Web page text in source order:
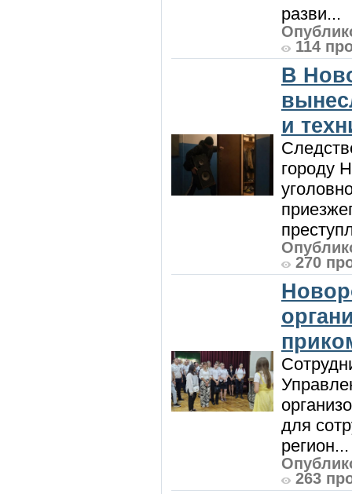
разви...
114
В
и
городу
270
для
регион...
263